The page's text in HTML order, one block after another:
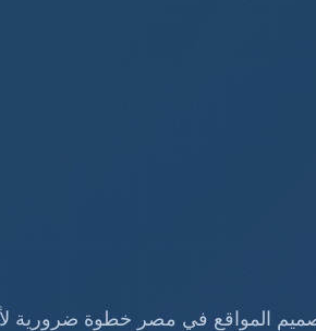
المواقع في مصر خطوة ضرورية